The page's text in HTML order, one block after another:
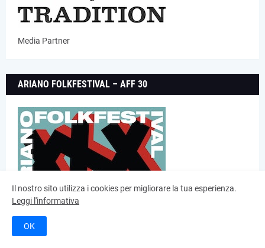
Media Partner
ARIANO FOLKFESTIVAL – AFF 30
Media Partner
Il nostro sito utilizza i cookies per migliorare la tua esperienza.
Leggi l'informativa
OK